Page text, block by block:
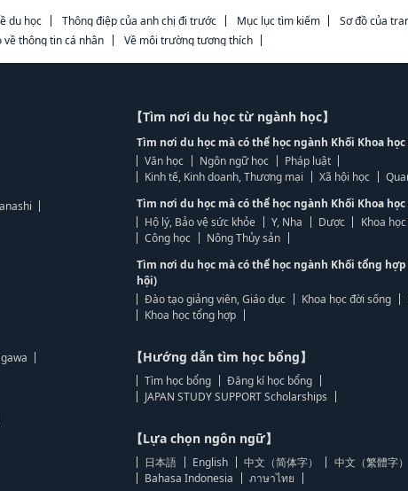
du học Thông điệp của anh chị đi trước Mục lục tìm kiếm
Sơ đồ của
về thông tin cá nhân Về môi trường tương thích
【Tìm nơi du học từ ngành học】
Tìm nơi du học mà có thể học ngành Khối Khoa học
Văn học
Ngôn ngữ học
Pháp luật
Kinh tế, Kinh doanh, Thương mại
Xã hội học
Tìm nơi du học mà có thể học ngành Khối Khoa
Hộ lý, Bảo vệ sức khỏe
Y, Nha Dược
Khoa
Công học
Nông Thủy sản
Tìm nơi du học mà có thể học ngành Khối tổng
hội)
Đào tạo giảng viên, Giáo dục
Khoa học đời sống
Khoa học tổng hợp
【Hướng dẫn tìm học bổng】
Tìm học bổng
Đăng kí học bổng
JAPAN STUDY SUPPORT Scholarships
【Lựa chọn ngôn ngữ】
日本語 English 中文（简体字） 中文（繁體字）
Bahasa Indonesia
ภาษาไทย